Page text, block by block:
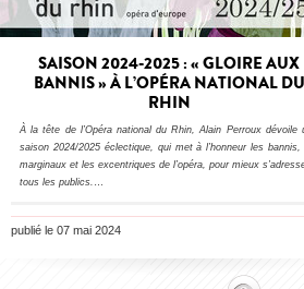
SAISON 2024-2025 : « GLOIRE AUX
BANNIS » À L’OPÉRA NATIONAL DU
RHIN
À la tête de l’Opéra national du Rhin, Alain Perroux dévoile
saison 2024/2025 éclectique, qui met à l’honneur les bannis,
marginaux et les excentriques de l’opéra, pour mieux
tous les publics. …
publié le 07 mai 2024